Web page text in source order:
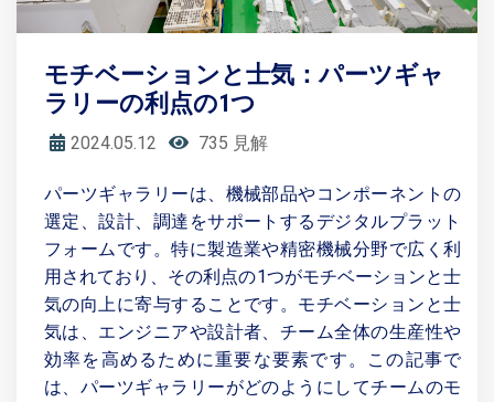
モチベーションと士気：パーツギャ
ラリーの利点の1つ
2024.05.12 735 見解
パーツギャラリーは、機械部品やコンポーネントの
選定、設計、調達をサポートするデジタルプラット
フォームです。特に製造業や精密機械分野で広く利
用されており、その利点の1つがモチベーションと士
気の向上に寄与することです。モチベーションと士
気は、エンジニアや設計者、チーム全体の生産性や
効率を高めるために重要な要素です。この記事で
は、パーツギャラリーがどのようにしてチームのモ